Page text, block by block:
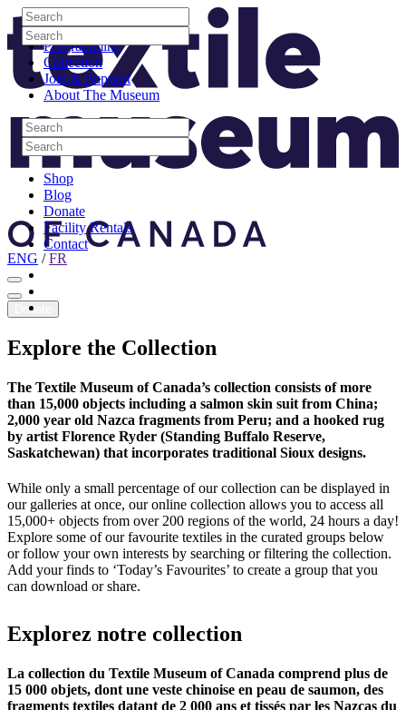
Skip to content
Visit
Programming
Collection
Join & Support
About The Museum
Search
Search
Search
Search
Shop
Blog
Donate
Facility Rentals
Contact
Youtube
Search
Search
Search
Search
Site Logo
ENG /FR
Donate
Explore the Collection
The Textile Museum of Canada’s collection consists of more
than 15,000 objects including a salmon skin suit from China;
2,000 year old Nazca fragments from Peru; and a hooked rug
by artist Florence Ryder (Standing Buffalo Reserve,
Saskatchewan) that incorporates traditional Sioux designs.
While only a small percentage of our collection can be displayed in
our galleries at once, our online collection allows you to access all
15,000+ objects from over 200 regions of the world, 24 hours a day!
Explore some of our favourite textiles in the curated groups below
or follow your own interests by searching or filtering the collection.
Add your finds to ‘Today’s Favourites’ to create a group that you
can download or share.
Explorez notre collection
La collection du Textile Museum of Canada comprend plus de
15 000 objets, dont une veste chinoise en peau de saumon, des
fragments textiles datant de 2 000 ans et tissés par les Nazcas du